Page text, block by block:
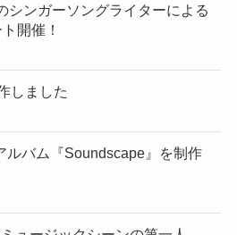
シンガーソングライターによる
開催！
しました
ルバム『Soundscape』を制作